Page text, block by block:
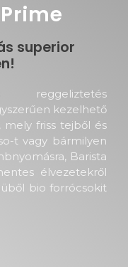
superior
kezelhető
mely friss tejből és
t vagy bármilyen
Barista
élvezetekről
bio forrócsokit